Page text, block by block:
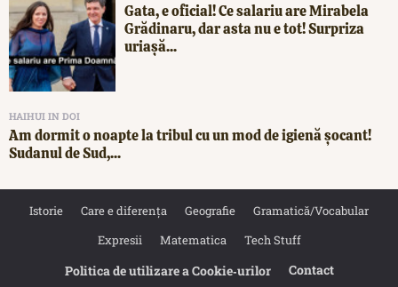
Gata, e oficial! Ce salariu are Mirabela
Grădinaru, dar asta nu e tot! Surpriza
uriașă...
HAIHUI IN DOI
Am dormit o noapte la tribul cu un mod de igienă șocant!
Sudanul de Sud,...
Istorie Care e diferența Geografie
Gramatică/Vocabular
Expresii
Matematica Tech Stuff
Politica de utilizare a Cookie‐urilor Contact